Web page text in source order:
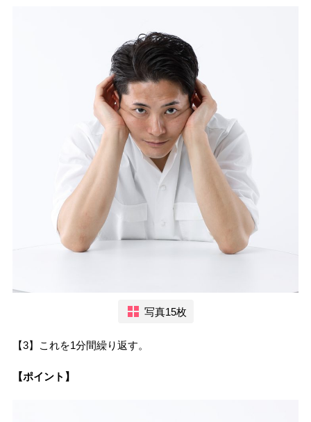
写真15枚
【3】これを1分間繰り返す。
【ポイント】